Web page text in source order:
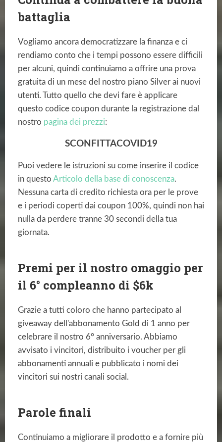
battaglia
Vogliamo ancora democratizzare la finanza e ci
rendiamo conto che i tempi possono essere difficili
per alcuni, quindi continuiamo a offrire una prova
gratuita di un mese del nostro piano Silver ai nuovi
utenti. Tutto quello che devi fare è applicare
questo codice coupon durante la registrazione dal
nostro pagina dei prezzi:
SCONFITTACOVID19
Puoi vedere le istruzioni su come inserire il codice
in questo Articolo della base di conoscenza.
Nessuna carta di credito richiesta ora per le prove
e i periodi coperti dai coupon 100%, quindi non hai
nulla da perdere tranne 30 secondi della tua
giornata.
Premi per il nostro omaggio per
il 6° compleanno di $6k
Grazie a tutti coloro che hanno partecipato al
giveaway dell'abbonamento Gold di 1 anno per
celebrare il nostro 6° anniversario. Abbiamo
avvisato i vincitori, distribuito i voucher per gli
abbonamenti annuali e pubblicato i nomi dei
vincitori sui nostri canali social.
Parole finali
Continuiamo a migliorare il prodotto e a fornire più